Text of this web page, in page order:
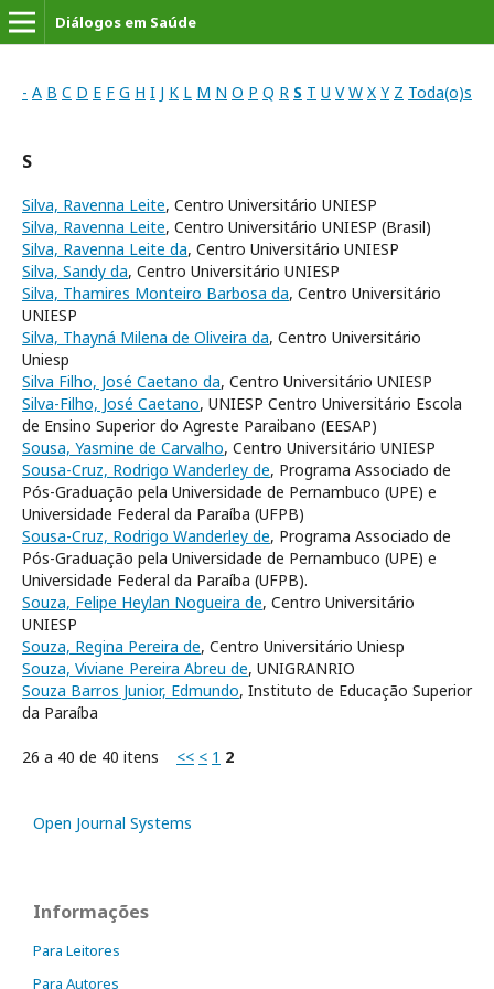
Diálogos em Saúde
- A B C D E F G H I J K L M N O P Q R S T U V W X Y Z Toda(o)s
S
Silva, Ravenna Leite, Centro Universitário UNIESP
Silva, Ravenna Leite, Centro Universitário UNIESP (Brasil)
Silva, Ravenna Leite da, Centro Universitário UNIESP
Silva, Sandy da, Centro Universitário UNIESP
Silva, Thamires Monteiro Barbosa da, Centro Universitário
UNIESP
Silva, Thayná Milena de Oliveira da, Centro Universitário
Uniesp
Silva Filho, José Caetano da, Centro Universitário UNIESP
Silva-Filho, José Caetano, UNIESP Centro Universitário Escola
de Ensino Superior do Agreste Paraibano (EESAP)
Sousa, Yasmine de Carvalho, Centro Universitário UNIESP
Sousa-Cruz, Rodrigo Wanderley de, Programa Associado de
Pós-Graduação pela Universidade de Pernambuco (UPE) e
Universidade Federal da Paraíba (UFPB)
Sousa-Cruz, Rodrigo Wanderley de, Programa Associado de
Pós-Graduação pela Universidade de Pernambuco (UPE) e
Universidade Federal da Paraíba (UFPB).
Souza, Felipe Heylan Nogueira de, Centro Universitário
UNIESP
Souza, Regina Pereira de, Centro Universitário Uniesp
Souza, Viviane Pereira Abreu de, UNIGRANRIO
Souza Barros Junior, Edmundo, Instituto de Educação Superior
da Paraíba
26 a 40 de 40 itens << < 1 2
Open Journal Systems
Informações
Para Leitores
Para Autores